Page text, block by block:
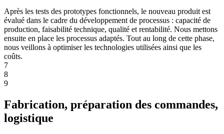
Après les tests des prototypes fonctionnels, le nouveau produit est
évalué dans le cadre du développement de processus : capacité de
production, faisabilité technique, qualité et rentabilité. Nous mettons
ensuite en place les processus adaptés. Tout au long de cette phase,
nous veillons à optimiser les technologies utilisées ainsi que les
coûts.
7
8
9
Fabrication, préparation des commandes,
logistique